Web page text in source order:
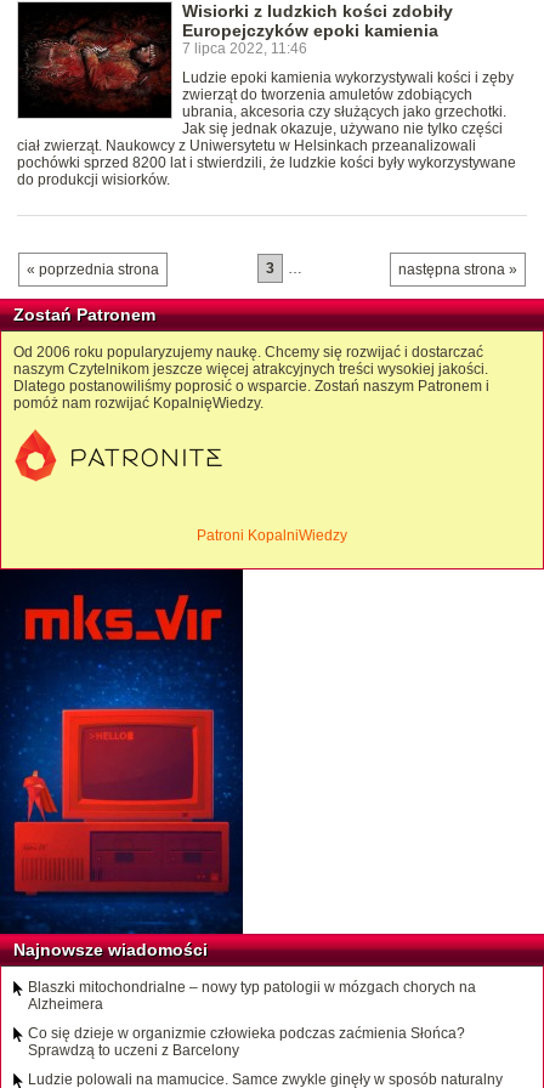
Wisiorki z ludzkich kości zdobiły
Europejczyków epoki kamienia
7 lipca 2022, 11:46
Ludzie epoki kamienia wykorzystywali kości i zęby
zwierząt do tworzenia amuletów zdobiących
ubrania, akcesoria czy służących jako grzechotki.
Jak się jednak okazuje, używano nie tylko części
ciał zwierząt. Naukowcy z Uniwersytetu w Helsinkach przeanalizowali
pochówki sprzed 8200 lat i stwierdzili, że ludzkie kości były wykorzystywane
do produkcji wisiorków.
« poprzednia strona następna strona »
3 …
Zostań Patronem
Od 2006 roku popularyzujemy naukę. Chcemy się rozwijać i dostarczać
naszym Czytelnikom jeszcze więcej atrakcyjnych treści wysokiej jakości.
Dlatego postanowiliśmy poprosić o wsparcie. Zostań naszym Patronem i
pomóż nam rozwijać KopalnięWiedzy.
Patroni KopalniWiedzy
Najnowsze wiadomości
Blaszki mitochondrialne – nowy typ patologii w mózgach chorych na
Alzheimera
Co się dzieje w organizmie człowieka podczas zaćmienia Słońca?
Sprawdzą to uczeni z Barcelony
Ludzie polowali na mamucice. Samce zwykle ginęły w sposób naturalny